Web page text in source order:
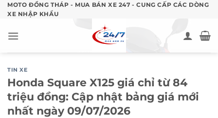
Bỏ
qua
dung
MOTO ĐỒNG THÁP - MUA BÁN XE 247 - CUNG CẤP CÁC DÒNG
XE NHẬP KHẨU
TIN XE
Honda Square X125 giá chỉ từ 84
triệu đồng: Cập nhật bảng giá mới
nhất ngày 09/07/2026